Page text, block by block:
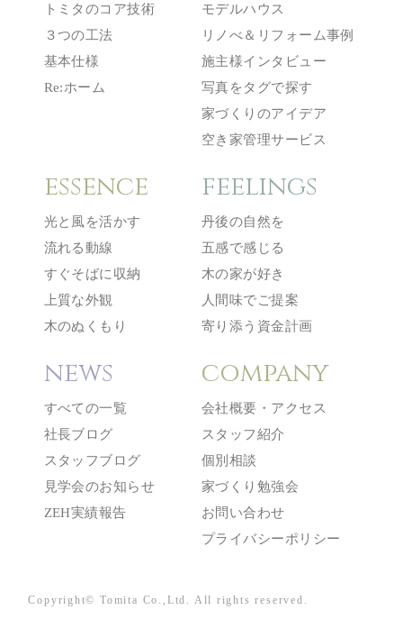
トミタのコア技術
３つの工法
基本仕様
Re:ホーム
モデルハウス
リノべ＆リフォーム事例
施主様インタビュー
写真をタグで探す
家づくりのアイデア
空き家管理サービス
essence
光と風を活かす
流れる動線
すぐそばに収納
上質な外観
木のぬくもり
feelings
丹後の自然を
五感で感じる
木の家が好き
人間味でご提案
寄り添う資金計画
news
すべての一覧
社長ブログ
スタッフブログ
見学会のお知らせ
ZEH実績報告
company
会社概要・アクセス
スタッフ紹介
個別相談
家づくり勉強会
お問い合わせ
プライバシーポリシー
Copyright© Tomita Co.,Ltd. All rights reserved.